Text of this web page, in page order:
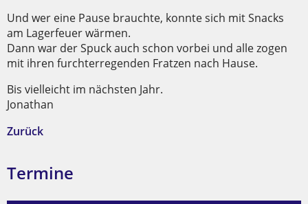
Und wer eine Pause brauchte, konnte sich mit Snacks
am Lagerfeuer wärmen.
Dann war der Spuck auch schon vorbei und alle zogen
mit ihren furchterregenden Fratzen nach Hause.
Bis vielleicht im nächsten Jahr.
Jonathan
Zurück
Termine